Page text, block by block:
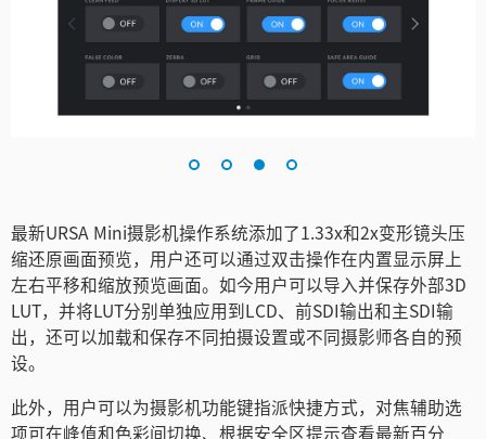
最新URSA Mini摄影机操作系统添加了1.33x和2x变形镜头压
缩还原画面预览，用户还可以通过双击操作在内置显示屏上
左右平移和缩放预览画面。如今用户可以导入并保存外部3D
LUT，并将LUT分别单独应用到LCD、前SDI输出和主SDI输
出，还可以加载和保存不同拍摄设置或不同摄影师各自的预
设。
此外，用户可以为摄影机功能键指派快捷方式，对焦辅助选
项可在峰值和色彩间切换、根据安全区提示查看最新百分